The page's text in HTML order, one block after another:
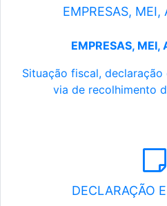
EMPRESAS,
EMPRESAS, MEI,
Situação fiscal,
via de recolhimento
DECLARAÇÃO